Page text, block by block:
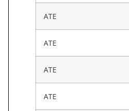
ATE
ATE
ATE
ATE